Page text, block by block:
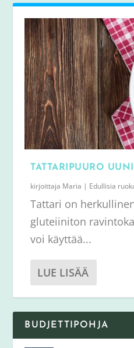
TATTARIPUURO
kirjoittaja Maria | Edullisia
Tattari on
gluteiiniton
voi käyttää...
LUE LISÄÄ
BUDJETTIPOHJA